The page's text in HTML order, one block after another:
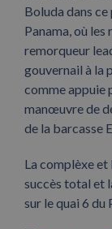
Boluda dans
Panama, où
remorqueur
gouvernail à la
comme appuie
manœuvre de
de la barcasse
La complèxe
succès total et
sur le quai 6 du